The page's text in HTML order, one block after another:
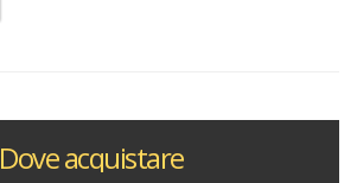
Dove acquistare